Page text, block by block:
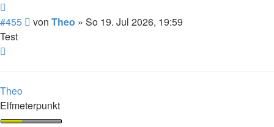
#455
Beitrag
von Theo » So 19. Jul 2026, 19:59
Test
Theo
Elfmeterpunkt